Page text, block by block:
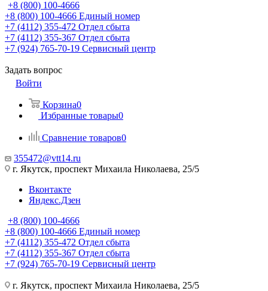
+8 (800) 100-4666
+8 (800) 100-4666 Единый номер
+7 (4112) 355-472 Отдел сбыта
+7 (4112) 355-367 Отдел сбыта
+7 (924) 765-70-19 Сервисный центр
Задать вопрос
Войти
Корзина0
Избранные товары0
Сравнение товаров0
355472@vtt14.ru
г. Якутск, проспект Михаила Николаева, 25/5
Вконтакте
Яндекс.Дзен
+8 (800) 100-4666
+8 (800) 100-4666 Единый номер
+7 (4112) 355-472 Отдел сбыта
+7 (4112) 355-367 Отдел сбыта
+7 (924) 765-70-19 Сервисный центр
г. Якутск, проспект Михаила Николаева, 25/5